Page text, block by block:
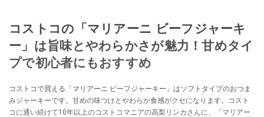
コストコの「マリアーニ ビーフジャーキ
ー」は旨味とやわらかさが魅力！甘めタイ
プで初心者にもおすすめ
コストコで買える「マリアーニ ビーフジャーキー」はソフトタイプのおつま
みジャーキーです。甘めの味つけとやわらか食感がクセになります。コスト
コに通い続けて10年以上のコストコマニアの高梨リンカさんに、「マリアー